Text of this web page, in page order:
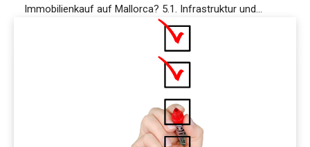
Immobilienkauf auf Mallorca? 5.1. Infrastruktur und...